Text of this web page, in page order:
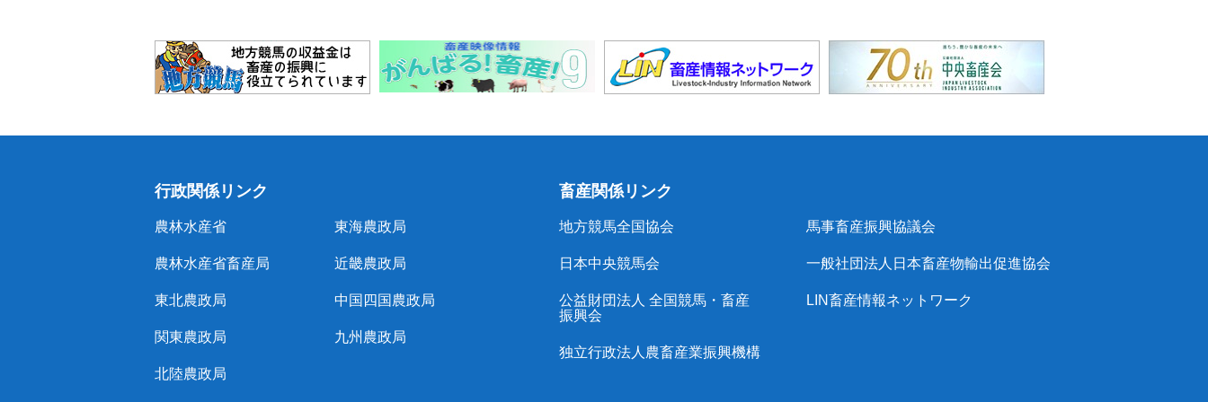
行政関係リンク
農林水産省
農林水産省畜産局
東北農政局
関東農政局
北陸農政局
東海農政局
近畿農政局
中国四国農政局
九州農政局
畜産関係リンク
地方競馬全国協会
日本中央競馬会
公益財団法人 全国競馬・畜産
振興会
独立行政法人農畜産業振興機構
馬事畜産振興協議会
一般社団法人日本畜産物輸出促進協会
LIN畜産情報ネットワーク